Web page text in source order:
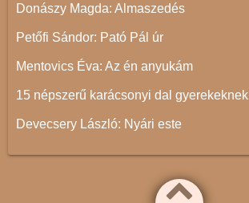
Donászy Magda: Almaszedés
Petőfi Sándor: Pató Pál úr
Mentovics Éva: Az én anyukám
15 népszerű karácsonyi dal gyerekeknek
Devecsery László: Nyári este